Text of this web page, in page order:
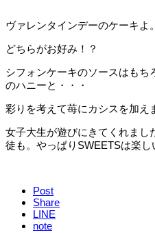
ヴァレンタインデーのケーキよ
どちらがお好み！？
シフォンケーキのソースはもち
のハニーと・・・
彩りを考えて苺にカシスを加え
女子大生が遊びにきてくれまし
徒も。やっぱりSWEETSは楽し
Post
Share
LINE
note